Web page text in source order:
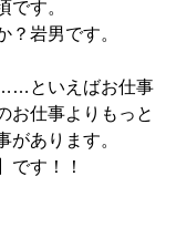
です。
？岩男です。
といえばお仕事
お仕事よりもっと
があります。
です！！